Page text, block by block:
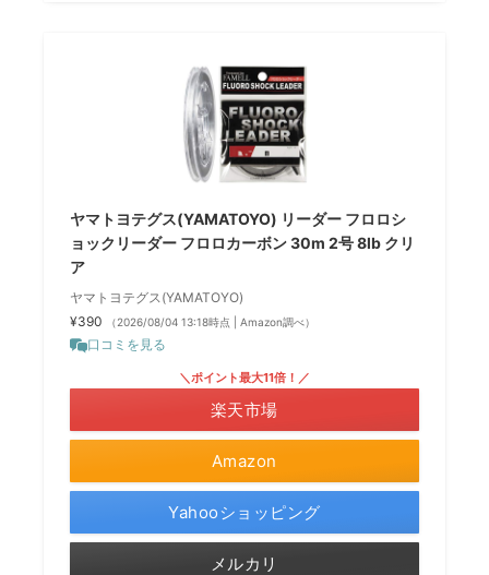
ヤマトヨテグス(YAMATOYO) リーダー フロロシ
ョックリーダー フロロカーボン 30m 2号 8lb クリ
ア
ヤマトヨテグス(YAMATOYO)
¥390
（2026/08/04 13:18時点 | Amazon調べ）
口コミを見る
Amazon
＼ポイント最大11倍！／
楽天市場
Yahooショッピング
メルカリ